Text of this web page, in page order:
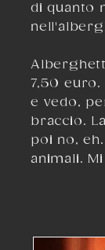
di quanto
7,50 euro.
e vedo,
braccio.
poi no,
animali.